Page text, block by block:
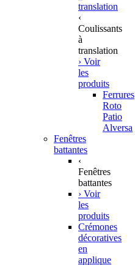
translation
‹
Coulissants
à
translation
› Voir
les
produits
Ferrures
Roto
Patio
Alversa
Fenêtres
battantes
‹
Fenêtres
battantes
› Voir
les
produits
Crémones
décoratives
en
applique